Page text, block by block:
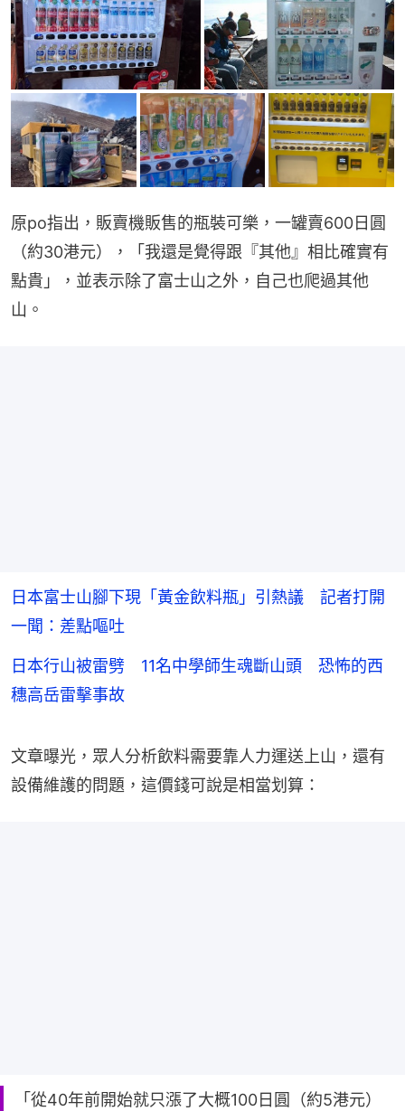
原po指出，販賣機販售的瓶裝可樂，一罐賣600日圓
（約30港元），「我還是覺得跟『其他』相比確實有
點貴」，並表示除了富士山之外，自己也爬過其他
山。
日本富士山腳下現「黃金飲料瓶」引熱議 記者打開
一聞：差點嘔吐
日本行山被雷劈 11名中學師生魂斷山頭 恐怖的西
穗高岳雷擊事故
文章曝光，眾人分析飲料需要靠人力運送上山，還有
設備維護的問題，這價錢可說是相當划算：
「從40年前開始就只漲了大概100日圓（約5港元）